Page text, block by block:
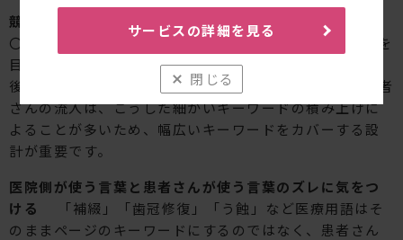
競合の強いビッグキーワードだけを追い続けない
〇市 歯医者」などの主要キーワードで1位を目指すことを
目標にしてしまい、ロングテールや症状系キーワードを
後回しにしてしまうケースが多く見られます。実際の患者
さんの流入は、こうした細かいキーワードの積み上げに
よることが多いため、幅広いキーワードをカバーする設
計が重要です。
医院側が使う言葉と患者さんが使う言葉のズレに気をつ
ける
「補綴」「歯冠修復」「う蝕」など医療用語はそ
のままページのキーワードにするのではなく、患者さん
サービスの詳細を見る
閉じる